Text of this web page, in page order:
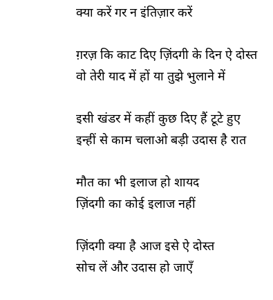
क्या करें गर न इंतिज़ार करें
ग़रज़ कि काट दिए ज़िंदगी के दिन ऐ दोस्त
वो तेरी याद में हों या तुझे भुलाने में
इसी खंडर में कहीं कुछ दिए हैं टूटे हुए
इन्हीं से काम चलाओ बड़ी उदास है रात
मौत का भी इलाज हो शायद
ज़िंदगी का कोई इलाज नहीं
ज़िंदगी क्या है आज इसे ऐ दोस्त
सोच लें और उदास हो जाएँ